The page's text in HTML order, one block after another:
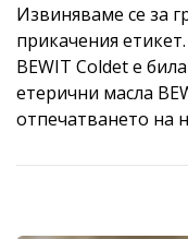
Извиняваме се за
прикачения
BEWIT Coldet е
етерични масла
отпечатването на